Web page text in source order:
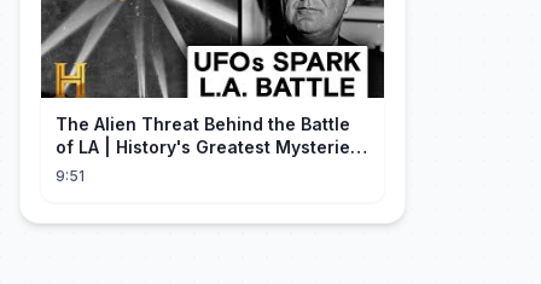
The Alien Threat Behind the Battle
of LA | History's Greatest Mysteries
(S5)
9:51